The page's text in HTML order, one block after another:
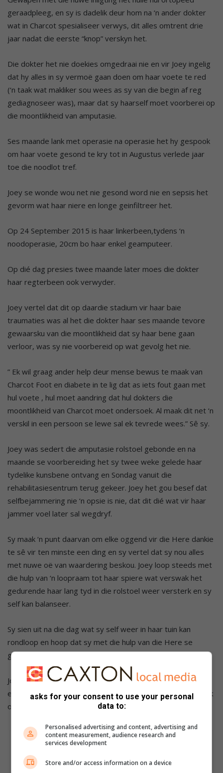
geraadpleeg, en sy is dadelik deur hom na ‘n ander dokter
wat in Charcot spesialiseer verwys, dit alles omtrent drie
jaar nadat die eerste “knop” verskyn het.
Die dokter het nie doekies omgedraai nie en vir Joey ingelig
dat hy alles in sy vermoë gaan doen om haar voete te red
(‘n taak wat makliker sou wees as sy van die begin af reg
gediagnoseer was), maar dat sy haarself moet voorberei op
die moontlikheid van amputasie.
Ses maande lank met operasie na operasie het hy gespook
om haar voete gesond te kry tot in Augustus verlede jaar
toe die noodlot tref.
Joey se wonde wou net nie gesond word nie en sepsis het
gevorm wat haar niere en longe geinfiltreer het.
Op 24 September 2015 is haar linkerbeen,tydens ‘n
noodoperasie, 20cm bo haar enkel geamputeer.
Op dié dag presies twee maande later moes die dokter
haar regterbeen ook verwyder.
Joey vertel dat dit op daardie stadium vir haar baie
traumaties was al het die dokter haar ses maande tevore
gewaarsku van die moontlikheid dat sy haar bene gaan
verloor, was sy nie voorbereid op wat gevolg het nie.
” Ek wil graag ander help deur mense bewus te maak van
Charcot Foot en diabete in te lig dat as iets fout gaan met
hul voete , hul moet aandring dat hul dokters die
moontlikheid van Charcot moet ondersoek. Al maak dit net ‘n
verskil in een persoon se lewe sal ek tevrede wees.” Sê sy.
Joey was sedert die amputasie rolstoel gebonde en na
maande se voorbereiding het sy twee weke gelede haar
tydelike kunsbene ontvang en Sondag vanuit die
rehabilitasiesentrum terug gekeer. Joey het gou besef dat
selfbejammering nie ‘n opsie is nie, dat dit dié wat vir haar
jammer voel later sal wegdryf.
Sy maak ‘n punt daarvan om elke oggend vir die Here dankie
te sê vir ten minste een ding en sy vertel dat sy nou alles
met nuwe oë van waardering beskou. Joey loop steeds met
die hulp van ‘n loopraam tot haar spiere wat verswak het
gedurende haar lang tyd in die rolstoel weer versterk en sy
self kan balanseer.
Sy sien uit na die dag wat sy self weer in haar tuin kan
rondloop en hoop dat sy met die hulp van die Here se
genade mense kan inspireer en bystaan.
Joey wil graag help. Enige persoon wat met haar wil gesels
en meer uit te vind oor Charcot Foot of selfs net ‘n oor soek
om te luister is welkom om haar te skakel by 076 511 1985.
asks for your consent to use your personal
data to:
Personalised advertising and content, advertising and
content measurement, audience research and
services development
Store and/or access information on a device